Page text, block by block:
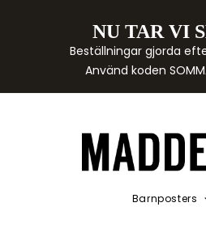
NU TAR VI
Beställningar gjorda
Använd koden
Barnposters